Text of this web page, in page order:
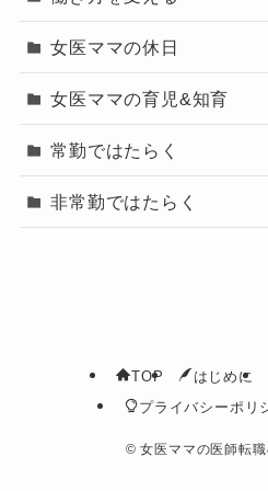
女医ママの休日
女医ママの育児&知育
常勤ではたらく
非常勤ではたらく
TOP はじめに
プライバシーポリ
© 女医ママの医師転